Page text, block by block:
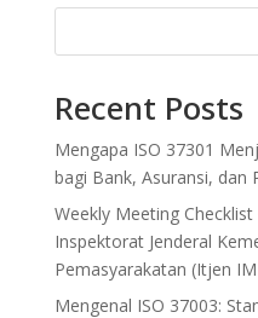
Recent Posts
Mengapa ISO 37301
bagi Bank, Asuransi, dan
Weekly Meeting
Inspektorat Jenderal
Pemasyarakatan (Itjen
Mengenal ISO 37003: